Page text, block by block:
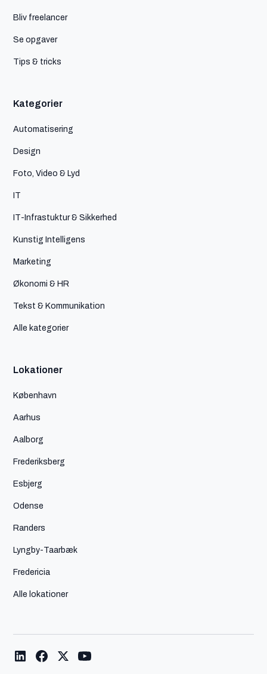
Bliv freelancer
Se opgaver
Tips & tricks
Kategorier
Automatisering
Design
Foto, Video & Lyd
IT
IT-Infrastuktur & Sikkerhed
Kunstig Intelligens
Marketing
Økonomi & HR
Tekst & Kommunikation
Alle kategorier
Lokationer
København
Aarhus
Aalborg
Frederiksberg
Esbjerg
Odense
Randers
Lyngby-Taarbæk
Fredericia
Alle lokationer